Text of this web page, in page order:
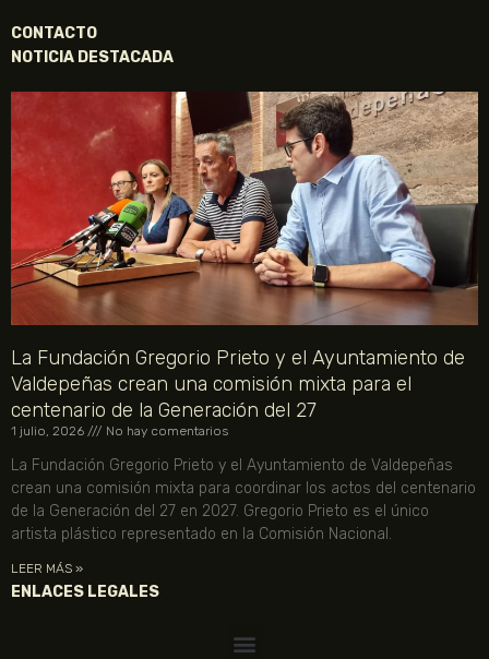
CONTACTO
NOTICIA DESTACADA
La Fundación Gregorio Prieto y el Ayuntamiento de
Valdepeñas crean una comisión mixta para el
centenario de la Generación del 27
1 julio, 2026 No hay comentarios
La Fundación Gregorio Prieto y el Ayuntamiento de Valdepeñas
crean una comisión mixta para coordinar los actos del centenario
de la Generación del 27 en 2027. Gregorio Prieto es el único
artista plástico representado en la Comisión Nacional.
LEER MÁS »
ENLACES LEGALES